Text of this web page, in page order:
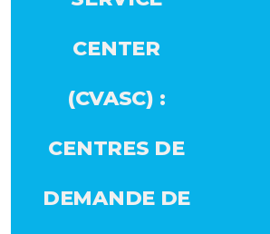
CENTER
(CVASC) :
CENTRES DE
DEMANDE DE